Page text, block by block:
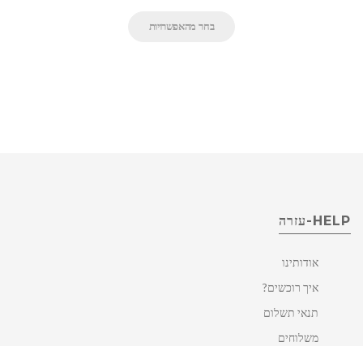
בחר מהאפשרויות
HELP-עזרה
אודותינו
איך רוכשים?
תנאי תשלום
משלוחים